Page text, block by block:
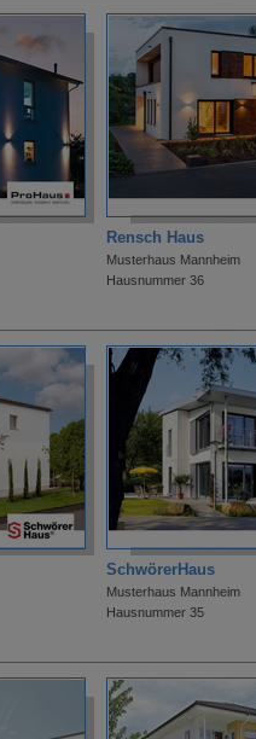
Rensch Haus
Musterhaus Mannheim
Hausnummer 36
SchwörerHaus
Musterhaus Mannheim
Hausnummer 35